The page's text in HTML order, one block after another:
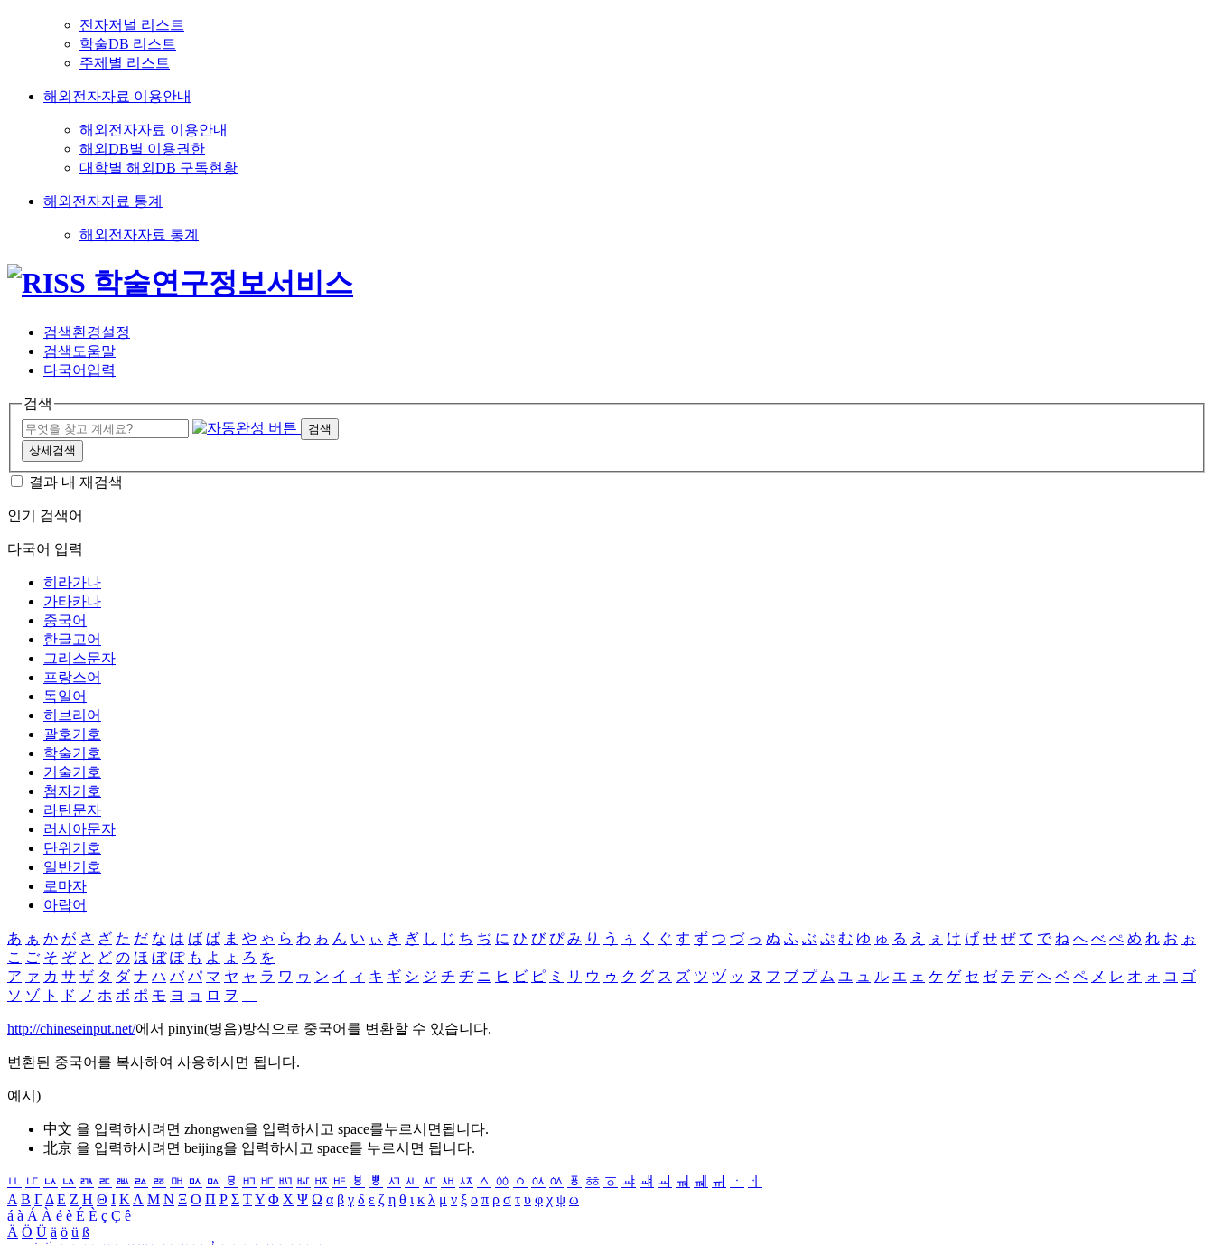
전자저널 리스트
학술DB 리스트
주제별 리스트
해외전자자료 이용안내
해외전자자료 이용안내
해외DB별 이용권한
대학별 해외DB 구독현황
해외전자자료 통계
해외전자자료 통계
검색환경설정
검색도움말
다국어입력
검색
검색
상세검색
결과 내 재검색
인기 검색어
다국어 입력
히라가나
가타카나
중국어
한글고어
그리스문자
프랑스어
독일어
히브리어
괄호기호
학술기호
기술기호
첨자기호
라틴문자
러시아문자
단위기호
일반기호
로마자
아랍어
あ ぁ か が さ ざ た だ な は ば ぱ ま や ゃ ら わ ゎ ん い ぃ き ぎ し じ ち ぢ に ひ び ぴ み り う ぅ く ぐ す ず つ づ っ ぬ ふ ぶ ぷ む ゆ ゅ る え ぇ け げ せ ぜ て で ね へ べ ぺ め れ お ぉ
こ ご そ ぞ と ど の ほ ぼ ぽ も よ ょ ろ を
ア ァ カ サ ザ タ ダ ナ ハ バ パ マ ヤ ャ ラ ワ ヮ ン イ ィ キ ギ シ ジ チ ヂ ニ ヒ ビ ピ ミ リ ウ ゥ ク グ ス ズ ツ ヅ ッ ヌ フ ブ プ ム ユ ュ ル エ ェ ケ ゲ セ ゼ テ デ ヘ ベ ペ メ レ オ ォ コ ゴ
ソ ゾ ト ド ノ ホ ボ ポ モ ヨ ョ ロ ヲ ―
http://chineseinput.net/에서 pinyin(병음)방식으로 중국어를 변환할 수 있습니다.
변환된 중국어를 복사하여 사용하시면 됩니다.
예시)
中文 을 입력하시려면 zhongwen을 입력하시고 space를누르시면됩니다.
北京 을 입력하시려면 beijing을 입력하시고 space를 누르시면 됩니다.
ㅥ ㅦ ㅧ ㅨ ㅩ ㅪ ㅫ ㅬ ㅭ ㅮ ㅯ ㅰ ㅱ ㅲ ㅳ ㅴ ㅵ ㅶ ㅷ ㅸ ㅹ ㅺ ㅻ ㅼ ㅽ ㅾ ㅿ ㆀ ㆁ ㆂ ㆃ ㆄ ㆅ ㆆ ㆇ ㆈ ㆉ ㆊ ㆋ ㆌ ㆍ
ㆎ
Α Β ΓΔ Ε Ζ Η Θ Ι ΚΛ Μ Ν Ξ Ο Π Ρ Σ ΤΥ Φ Χ Ψ Ω α β γ δ ε ζ η θ ι κ λ μ ν ξ ο π ρ σ τ υ φ χ ψ ω
á à Á À é è É È ç Ç ê
Ä Ö Ü ä ö ü ß